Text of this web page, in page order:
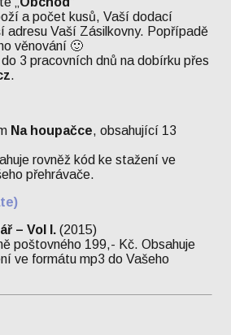
a počet kusů, Vaší dodací
adresu Vaší Zásilkovny. Popřípadě
věnování 🙂
3 pracovních dnů na dobírku přes
.
Na houpačce, obsahující 13
rovněž kód ke stažení ve
přehrávače.
– Vol I. (2015)
poštovného 199,- Kč. Obsahuje
ve formátu mp3 do Vašeho